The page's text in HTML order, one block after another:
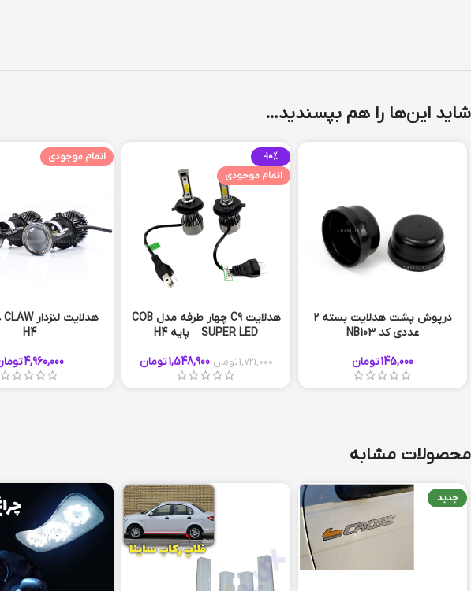
شاید این‌ها را هم بپسندید…
درپوش پشت هدلایت بسته 2
عددی کد NB103
145,000تومان
-10%
اتمام موجودی
هدلایت C9 چهار طرفه مدل COB
SUPER LED – پایه H4
1,721,000تومان 1,548,900تومان
اتمام موجودی
H4
4,960,000
محصولات مشابه
جدید